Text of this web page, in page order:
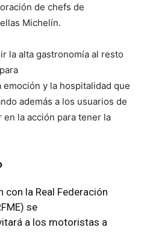
de chefs de
Michelín.
la alta gastronomía al resto
y la hospitalidad que
además a los usuarios de
la acción para tener la
con la Real Federación
se
a los motoristas a